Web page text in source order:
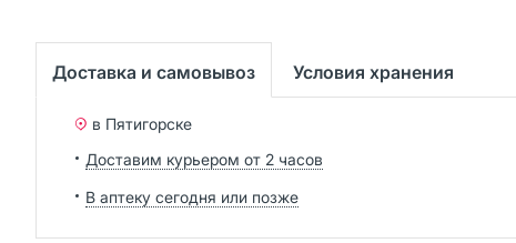
Доставка и самовывоз Условия хранения
в Пятигорске
Доставим курьером от 2 часов
В аптеку сегодня или позже